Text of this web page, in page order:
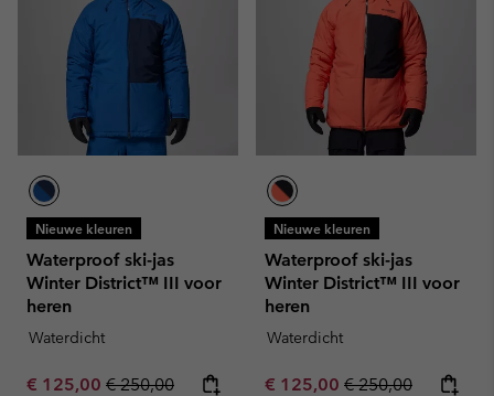
Nieuwe kleuren
Waterproof ski-jas
Winter District™ III voor
heren
Waterdicht
Sale price:
€ 125,00 Regular price:
€ 250,00
Nieuwe kleuren
Waterproof ski-jas
Winter District™ III voor
heren
Waterdicht
Sale price:
€ 125,00 Regular price:
€ 250,00